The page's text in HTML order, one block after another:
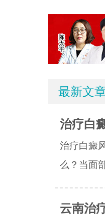
最新文
治疗白
治疗白癜
么？当面
云南治